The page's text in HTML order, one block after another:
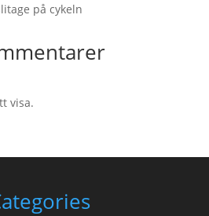
på cykeln
visa.